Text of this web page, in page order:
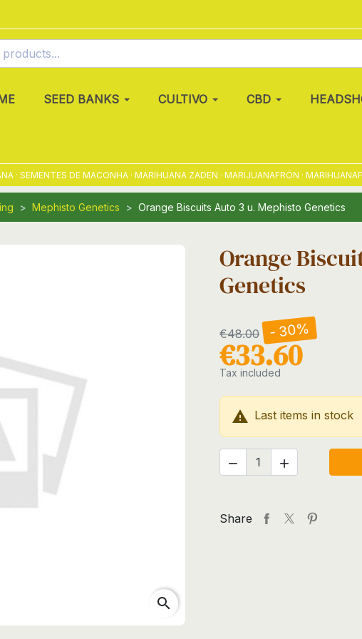
SEED BANKS CULTIVO CBD
DE MACONHA · MARIHUANA ZADEN · MARIJUANAFRÖN ·
Mephisto Genetics Orange Biscuits Auto 3 u. Mephisto Genetics
search
Orange
Genetics
€48.00 - 30%
€33.60
Tax included
 Last items in stock
 
Share